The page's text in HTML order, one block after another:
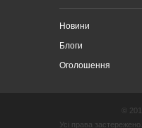
Новини
Блоги
Оголошення
©
Усі права